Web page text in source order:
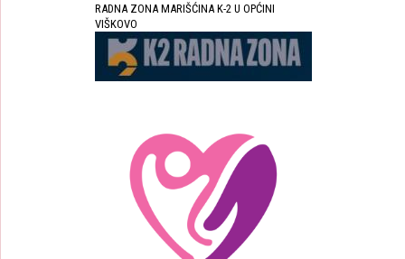
RADNA ZONA MARIŠĆINA K-2 U OPĆINI
VIŠKOVO